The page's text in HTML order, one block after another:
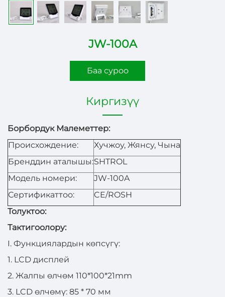
JW-100A
Баа суроо
Киргизүү
Борбордук Малеметтер:
Происхождение:
Хучжоу, Жянсу, Чына
Бренддин аталышы:SHTROL
Модель номери:
JW-100A
Сертификаттоо:
CE/ROSH
Толуктоо:
Тактигоолору:
I. Функциялардын көпсүгү:
1. LCD дисплей
2. Жалпы өлчөм 110*100*21mm
3. LCD өлчөмү: 85 * 70 мм